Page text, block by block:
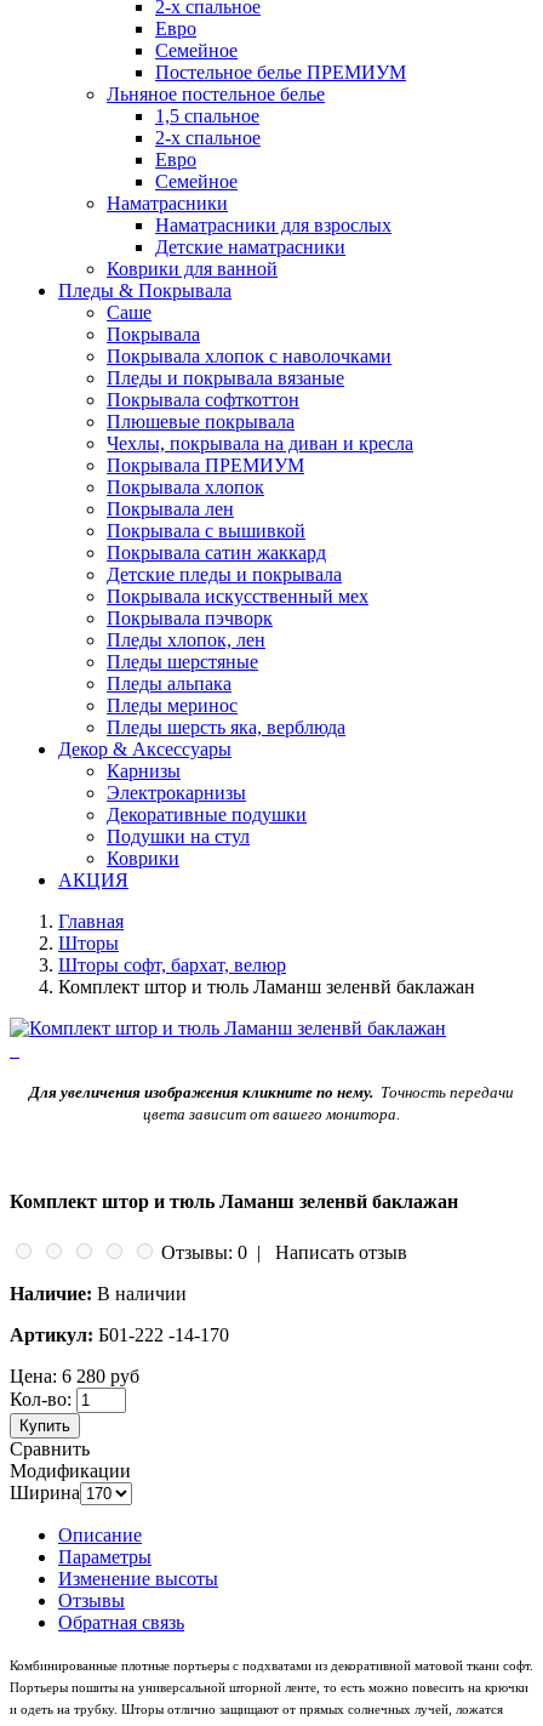
2-х спальное
Евро
Семейное
Постельное белье ПРЕМИУМ
Льняное постельное белье
1,5 спальное
2-х спальное
Евро
Семейное
Наматрасники
Наматрасники для взрослых
Детские наматрасники
Коврики для ванной
Пледы & Покрывала
Саше
Покрывала
Покрывала хлопок с наволочками
Пледы и покрывала вязаные
Покрывала софткоттон
Плюшевые покрывала
Чехлы, покрывала на диван и кресла
Покрывала ПРЕМИУМ
Покрывала хлопок
Покрывала лен
Покрывала с вышивкой
Покрывала сатин жаккард
Детские пледы и покрывала
Покрывала искусственный мех
Покрывала пэчворк
Пледы хлопок, лен
Пледы шерстяные
Пледы альпака
Пледы меринос
Пледы шерсть яка, верблюда
Декор & Аксессуары
Карнизы
Электрокарнизы
Декоративные подушки
Подушки на стул
Коврики
АКЦИЯ
Главная
Шторы
Шторы софт, бархат, велюр
Комплект штор и тюль Ламанш зеленвй баклажан
Для увеличения изображения кликните по нему. Точность передачи
цвета зависит от вашего монитора.
Комплект штор и тюль Ламанш зеленвй баклажан
Отзывы: 0 | Написать отзыв
Наличие: В наличии
Артикул: Б01-222 -14-170
Цена: 6 280 руб
Кол-во:
Купить
Сравнить
Модификации
Ширина
Описание
Параметры
Изменение высоты
Отзывы
Обратная связь
Комбинированные плотные портьеры с подхватами из декоративной матовой ткани софт.
Портьеры пошиты на универсальной шторной ленте, то есть можно повесить на крючки
и одеть на трубку. Шторы отлично защищают от прямых солнечных лучей, ложатся